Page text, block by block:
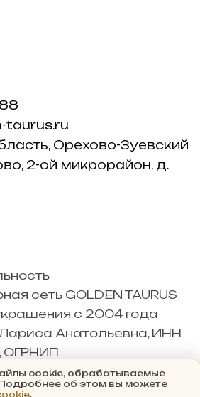
taurus.ru
Орехово-Зуевский
2-ой микрорайон, д.
сеть GOLDEN TAURUS
с 2004 года
Анатольевна, ИНН
ОГРНИП
cookie, обрабатываемые
об этом вы можете
.